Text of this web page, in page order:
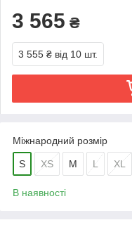
3 565 ₴
3 555 ₴ від 10 шт.
Міжнародний розмір
S XS M L XL
В наявності